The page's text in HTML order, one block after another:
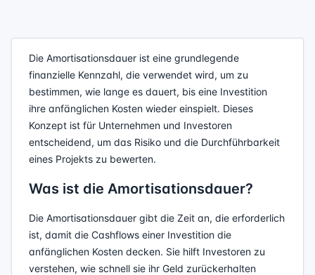
Die Amortisationsdauer ist eine grundlegende
finanzielle Kennzahl, die verwendet wird, um zu
bestimmen, wie lange es dauert, bis eine Investition
ihre anfänglichen Kosten wieder einspielt. Dieses
Konzept ist für Unternehmen und Investoren
entscheidend, um das Risiko und die Durchführbarkeit
eines Projekts zu bewerten.
Was ist die Amortisationsdauer?
Die Amortisationsdauer gibt die Zeit an, die erforderlich
ist, damit die Cashflows einer Investition die
anfänglichen Kosten decken. Sie hilft Investoren zu
verstehen, wie schnell sie ihr Geld zurückerhalten